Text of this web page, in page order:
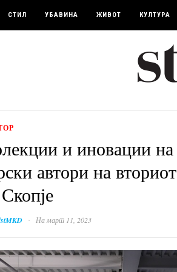
СТИЛ УБАВИНА ЖИВОТ КУЛТУРА
и иновации
автори на
· На март 11, 2023